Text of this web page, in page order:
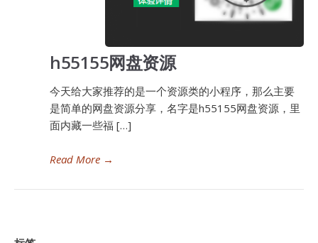
h55155网盘资源
今天给大家推荐的是一个资源类的小程序，那么主要
是简单的网盘资源分享，名字是h55155网盘资源，里
面内藏一些福 […]
Read More →